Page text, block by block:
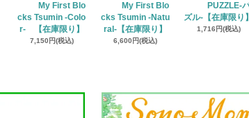
My First Blo
cks Tsumin -Colo
r- 【在庫限り】
7,150円(税込)
My First Blo
cks Tsumin -Natu
ral-【在庫限り】
6,600円(税込)
PUZZLE‐
ズル‐【在庫限り】
1,716円(税込)